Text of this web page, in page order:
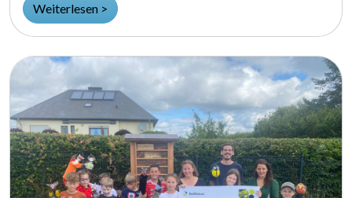
Weiterlesen >